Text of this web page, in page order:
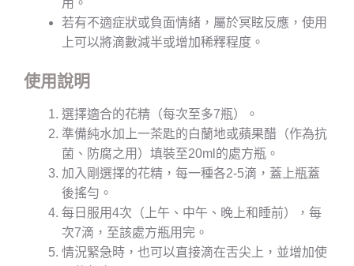
用。
若有不適症狀或負面情緒，屬於冥眩反應，使用
上可以將滴數減半或增加稀釋程度。
使用說明
選擇適合的花精（每次至多7瓶）。
準備純水加上一茶匙的白蘭地或蘋果醋（作為抗
菌、防腐之用）填裝至20ml的處方瓶。
加入剛選擇的花精，每一種各2-5滴，蓋上瓶蓋
後搖勻。
每日服用4次（上午、中午、晚上和睡前），每
次7滴，至該處方瓶用完。
情況緊急時，也可以直接滴在舌尖上，並增加使